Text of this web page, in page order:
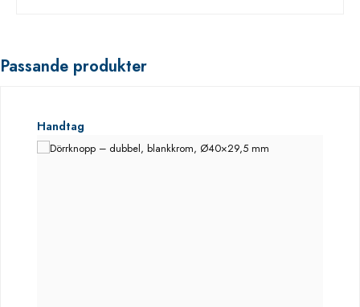
Passande produkter
Hoppa över produktgalleri
Handtag